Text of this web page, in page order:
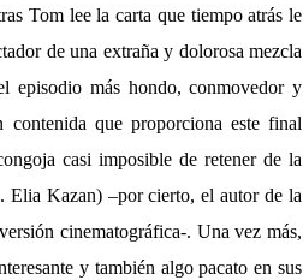
Tom lee la carta que tiempo atrás le
de una extraña y dolorosa mezcla
episodio más hondo, conmovedor y
que proporciona este final
casi imposible de retener de la
Elia Kazan) –por cierto, el autor de la
cinematográfica-. Una vez más,
y también algo pacato en sus